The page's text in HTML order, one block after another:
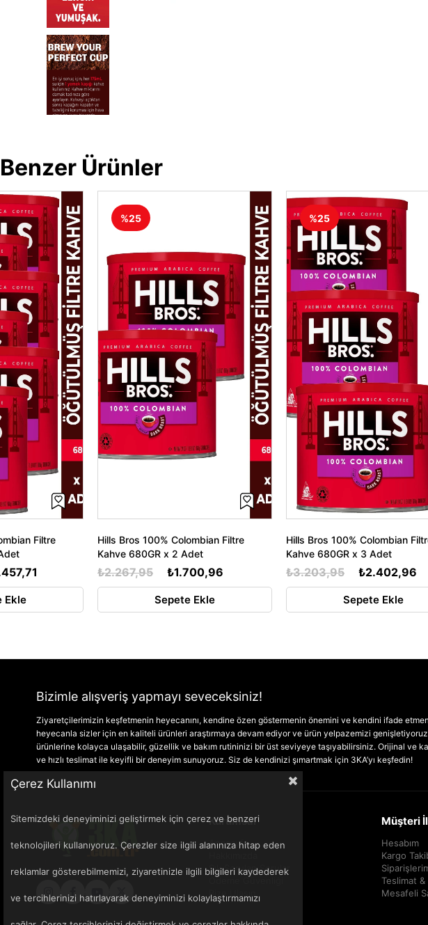
Benzer Ürünler
Filtre
Ekle
Hills Bros 100% Colombian Filtre
Kahve 680GR x 2 Adet
₺1.700,96
₺2.267,95
Sepete Ekle
%25
Hills Bros 100% Colombian
Kahve 680GR x 3 Adet
₺2.402,96
₺3.203,95
Sepete Ekle
%25
Bizimle alışveriş yapmayı seveceksiniz!
Ziyaretçilerimizin keşfetmenin heyecanını, kendine özen göstermenin önemini ve kendini ifade
heyecanla sizler için en kaliteli ürünleri araştırmaya devam ediyor ve ürün yelpazemizi
ürünlerine kolayca ulaşabilir, güzellik ve bakım rutininizi bir üst seviyeye taşıyabilirsiniz. Orijinal ve
ve hızlı teslimat ile keyifli bir deneyim sunuyoruz. Siz de kendinizi şımartmak için 3KA’yı keşfedin!
Kurumsal
Anasayfa
Sık Sorulan Sorular
Ödeme Güvenliği
Bize Ulaşın
Müşteri
Hesabım
Kargo
Teslimat &
Mesafeli
Çerez Kullanımı
Sitemizdeki deneyiminizi geliştirmek için çerez ve benzeri
teknolojileri kullanıyoruz. Çerezler size ilgili alanınıza hitap eden
reklamlar gösterebilmemizi, ziyaretinizle ilgili bilgileri kaydederek
ve tercihlerinizi hatırlayarak deneyiminizi kolaylaştırmamızı